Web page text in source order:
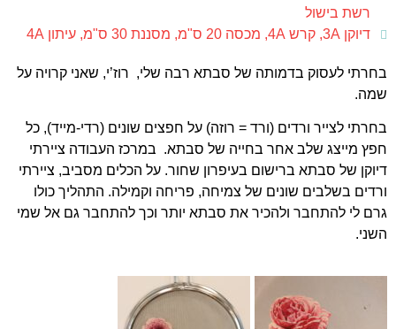
רשת בישול
דיוקן 3A, קרש 4A, מכסה 20 ס"מ, מסננת 30 ס"מ, עיתון 4A
בחרתי לעסוק בדמותה של סבתא רבה שלי, רוז’י, שאני קרויה על
שמה.
בחרתי לצייר ורדים (ורד = רוזה) על חפצים שונים (רדי-מייד), כל
חפץ מייצג שלב אחר בחייה של סבתא. במרכז העבודה ציירתי
דיוקן של סבתא ברישום בעיפרון שחור. על הכלים מסביב, ציירתי
ורדים בשלבים שונים של צמיחה, פריחה וקמילה. התהליך כולו
גרם לי להתחבר ולהכיר את סבתא יותר וכך להתחבר גם אל שמי
השני.